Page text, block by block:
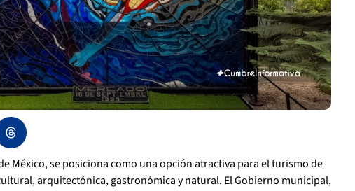
México, se posiciona como una opción atractiva para el turismo de
arquitectónica, gastronómica y natural. El Gobierno municipal,